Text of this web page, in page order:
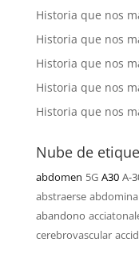
Historia que nos
Historia que nos
Historia que nos
Historia que nos
Historia que nos
Nube de
abdomen 5G A30 A-
abstraerse
abandono
cerebrovascular